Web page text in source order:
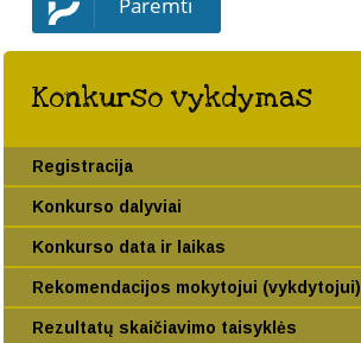
Konkurso vykdymas
Registracija
Konkurso dalyviai
Konkurso data ir laikas
Rekomendacijos mokytojui (vykdytojui)
Rezultatų skaičiavimo taisyklės